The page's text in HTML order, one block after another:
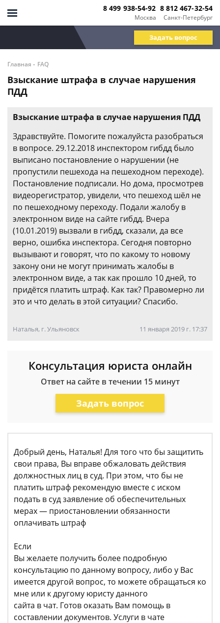
Москва
8 499 938-54-92
Санкт-Петербург
8 812 467-32-54
Задать вопрос
Главная - FAQ
Взыскание штрафа в случае нарушения
ПДД
Взыскание штрафа в случае нарушения ПДД
Здравствуйте. Помогите пожалуйста разобраться
в вопросе. 29.12.2018 инспектором гибдд было
выписано постановление о нарушении (не
пропустили пешехода на пешеходном переходе).
Постановление подписали. Но дома, просмотрев
видеорегистратор, увидели, что пешеход шёл не
по пешеходному переходу. Подали жалобу в
электронном виде на сайте гибдд. Вчера
(10.01.2019) вызвали в гибдд, сказали, да все
верно, ошибка инспектора. Сегодня повторно
вызывают и говорят, что по какому то новому
закону они не могут принимать жалобы в
электронном виде, а так как прошло 10 дней, то
придётся платить штраф. Как так? Правомерно ли
это и что делать в этой ситуации? Спасибо.
Наталья, г. Ульяновск 11 января 2019 г. 17:37
Консультация юриста онлайн
Ответ на сайте в течении 15 минут
Задать вопрос
Добрый день, Наталья! Для того что бы защитить
свои права, Вы вправе обжаловать действия
должностных лиц в суд. При этом, что бы не
платить штраф рекомендую вместе с иском
подать в суд заявление об обеспечительных
мерах — приостановлении обязанности
оплачивать штраф
Если
Вы желаете получить более подробную
консультацию по данному вопросу, либо у Вас
имеется другой вопрос, то можете обращаться ко
мне или к другому юристу данного
сайта в чат. Готов оказать Вам помощь в
составлении документов. Услуги в чате